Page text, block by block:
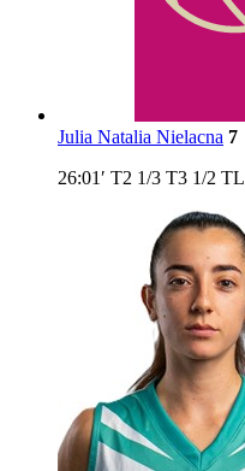
Julia Natalia Nielacna 7
26:01′ T2 1/3 T3 1/2 TL